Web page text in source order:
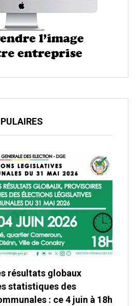
résultats globaux
statistiques des
: ce 4 juin à 18h